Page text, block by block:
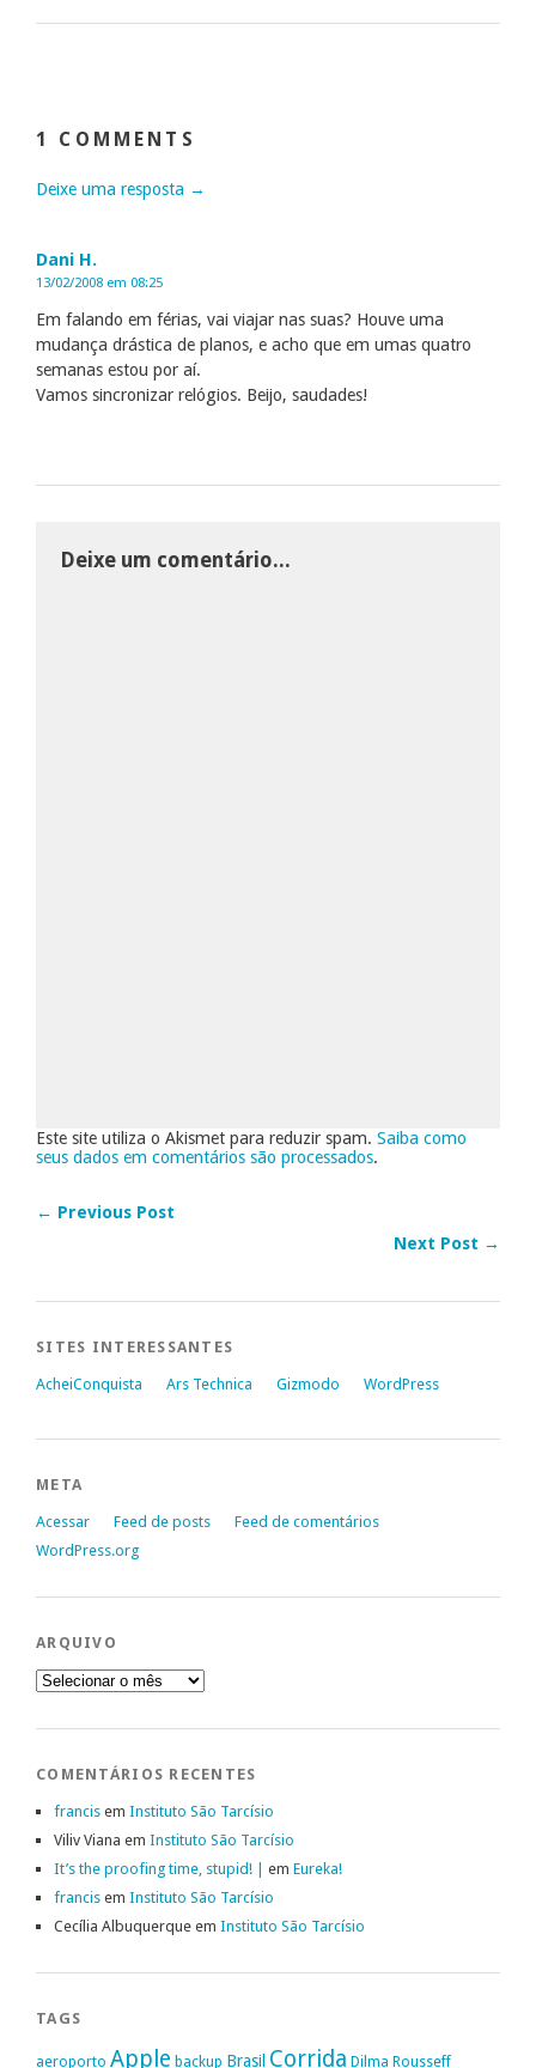
1 COMMENTS
Deixe uma resposta →
Dani H.
13/02/2008 em 08:25
Em falando em férias, vai viajar nas suas? Houve uma
mudança drástica de planos, e acho que em umas quatro
semanas estou por aí.
Vamos sincronizar relógios. Beijo, saudades!
Deixe um comentário...
Este site utiliza o Akismet para reduzir spam. Saiba como
seus dados em comentários são processados.
← Previous Post
Next Post →
SITES INTERESSANTES
AcheiConquista Ars Technica Gizmodo WordPress
META
Acessar Feed de posts
Feed de comentários
WordPress.org
ARQUIVO
Arquivo
COMENTÁRIOS RECENTES
francis em Instituto São Tarcísio
Viliv Viana em Instituto São Tarcísio
It’s the proofing time, stupid! | em Eureka!
francis em Instituto São Tarcísio
Cecília Albuquerque em Instituto São Tarcísio
TAGS
aeroporto Apple backup Brasil Corrida Dilma Rousseff